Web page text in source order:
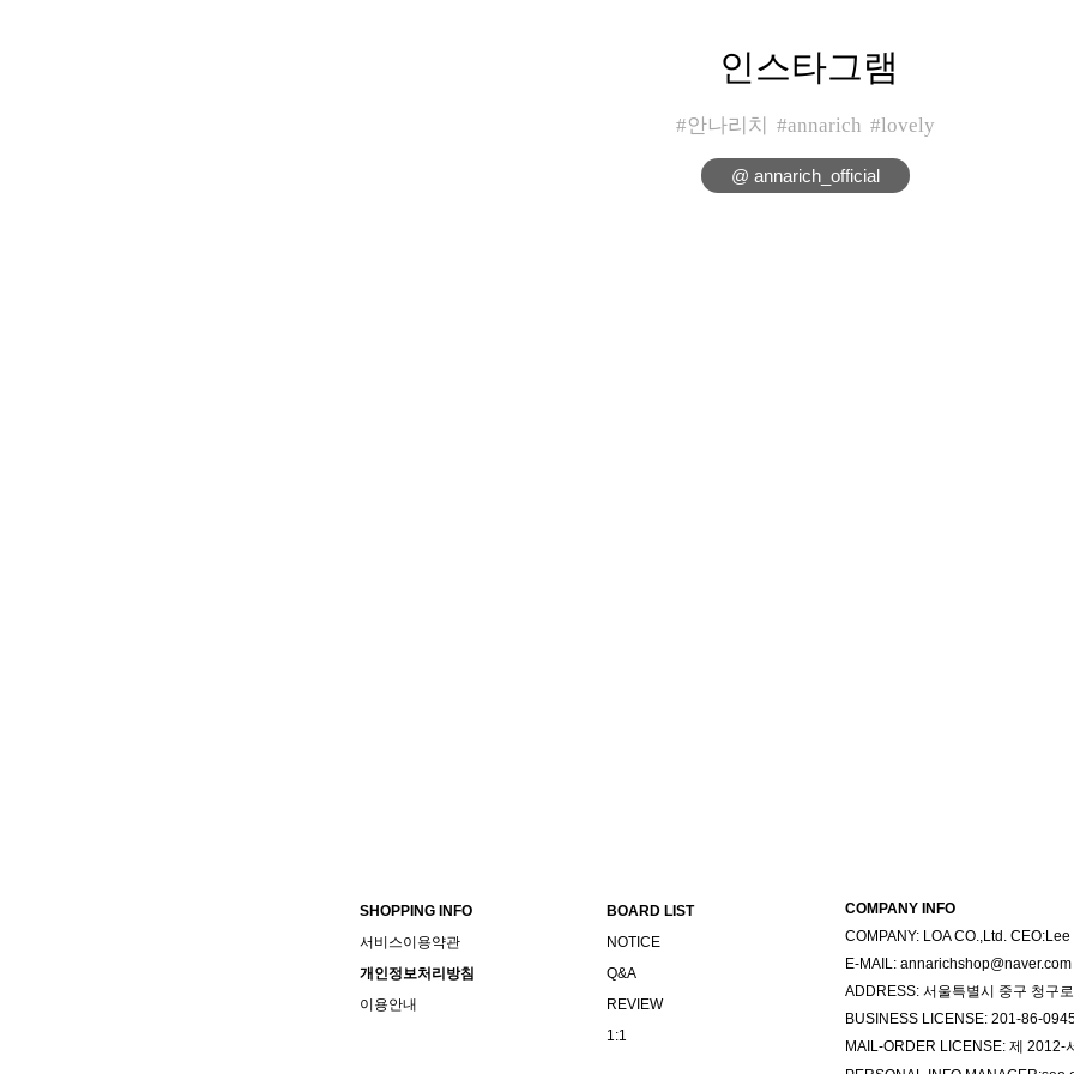
인스타그램
#안나리치 #annarich #lovely
@ annarich_official
SHOPPING INFO
서비스이용약관
개인정보처리방침
이용안내
BOARD LIST
NOTICE
Q&A
REVIEW
1:1
COMPANY INFO
COMPANY: LOA CO.,Ltd.
E-MAIL: annarichshop@naver.com
ADDRESS: 서울특별시 중구 청구
BUSINESS LICENSE: 201-86-
MAIL-ORDER LICENSE: 제